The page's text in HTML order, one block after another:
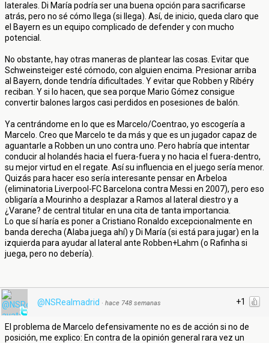
laterales. Di María podría ser una buena opción para sacrificarse
atrás, pero no sé cómo llega (si llega). Así, de inicio, queda claro que
el Bayern es un equipo complicado de defender y con mucho
potencial.
No obstante, hay otras maneras de plantear las cosas. Evitar que
Schweinsteiger esté cómodo, con alguien encima. Presionar arriba
al Bayern, donde tendría dificultades. Y evitar que Robben y Ribéry
reciban. Y si lo hacen, que sea porque Mario Gómez consigue
convertir balones largos casi perdidos en posesiones de balón.
Ya centrándome en lo que es Marcelo/Coentrao, yo escogería a
Marcelo. Creo que Marcelo te da más y que es un jugador capaz de
aguantarle a Robben un uno contra uno. Pero habría que intentar
conducir al holandés hacia el fuera-fuera y no hacia el fuera-dentro,
su mejor virtud en el regate. Así su influencia en el juego sería menor.
Quizás para hacer eso sería interesante pensar en Arbeloa
(eliminatoria Liverpool-FC Barcelona contra Messi en 2007), pero eso
obligaría a Mourinho a desplazar a Ramos al lateral diestro y a
¿Varane? de central titular en una cita de tanta importancia.
Lo que sí haría es poner a Cristiano Ronaldo excepcionalmente en
banda derecha (Alaba juega ahí) y Di María (si está para jugar) en la
izquierda para ayudar al lateral ante Robben+Lahm (o Rafinha si
juega, pero no debería).
+1
@NSRealmadrid · hace 748 semanas
El problema de Marcelo defensivamente no es de acción si no de
posición, me explico: En contra de la opinión general rara vez un